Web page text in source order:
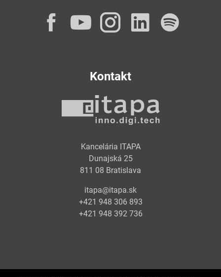
Facebook
YouTube
Instagram
Kontakt
Kancelária ITAPA
Dunajská 25
811 08 Bratislava
itapa@itapa.sk
+421 948 306 893
+421 948 392 736